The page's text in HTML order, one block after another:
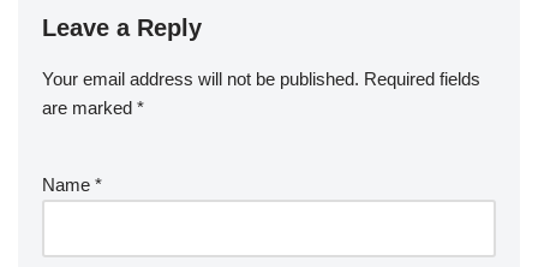
Leave a Reply
Your email address will not be published. Required fields
are marked *
Name *